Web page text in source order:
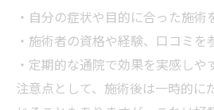
・自分の症状や目的に合った施術
・施術者の資格や経験、口コミを
・定期的な通院で効果を実感しや
注意点として、施術後は一時的に